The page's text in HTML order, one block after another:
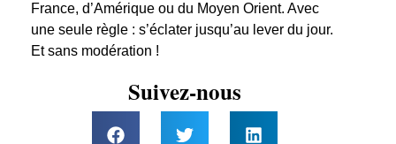
France, d’Amérique ou du Moyen Orient. Avec
une seule règle : s’éclater jusqu’au lever du jour.
Et sans modération !
Suivez-nous